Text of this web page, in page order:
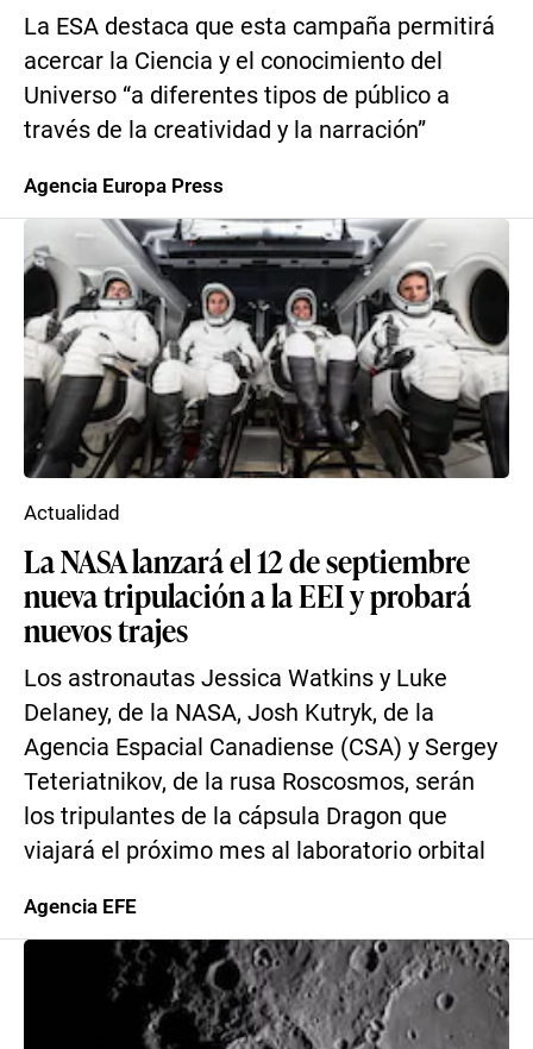
La ESA destaca que esta campaña permitirá
acercar la Ciencia y el conocimiento del
Universo “a diferentes tipos de público a
través de la creatividad y la narración”
Agencia Europa Press
La NASA lanzará el 12 de septiembre
nueva tripulación a la EEI y probará
nuevos trajes
Los astronautas Jessica Watkins y Luke
Delaney, de la NASA, Josh Kutryk, de la
Agencia Espacial Canadiense (CSA) y Sergey
Teteriatnikov, de la rusa Roscosmos, serán
los tripulantes de la cápsula Dragon que
viajará el próximo mes al laboratorio orbital
Actualidad
Agencia EFE